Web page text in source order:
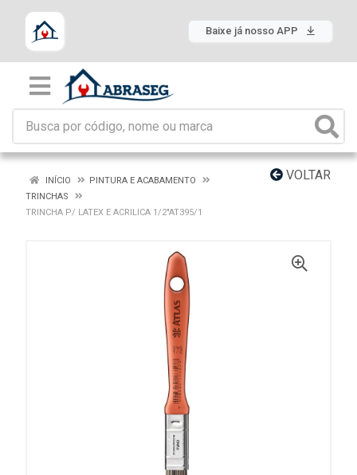
Baixe já nosso APP
VOLTAR
INÍCIO
PINTURA E ACABAMENTO
TRINCHAS
TRINCHA P/ LATEX E ACRILICA 1/2"AT395/1